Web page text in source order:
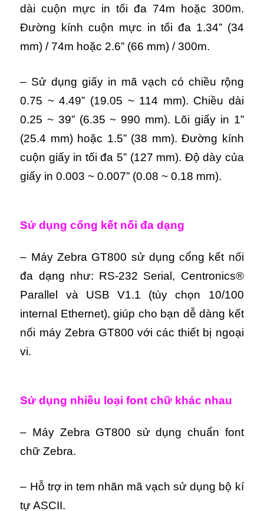
dài cuộn mực in tối đa 74m hoặc 300m.
Đường kính cuộn mực in tối đa 1.34” (34
mm) / 74m hoặc 2.6” (66 mm) / 300m.
– Sử dụng giấy in mã vạch có chiều rộng
0.75 ~ 4.49” (19.05 ~ 114 mm). Chiều dài
0.25 ~ 39” (6.35 ~ 990 mm). Lõi giấy in 1”
(25.4 mm) hoặc 1.5” (38 mm). Đường kính
cuộn giấy in tối đa 5” (127 mm). Độ dày của
giấy in 0.003 ~ 0.007” (0.08 ~ 0.18 mm).
Sử dụng cổng kết nối đa dạng
– Máy Zebra GT800 sử dụng cổng kết nối
đa dạng như: RS-232 Serial, Centronics®
Parallel và USB V1.1 (tùy chọn 10/100
internal Ethernet), giúp cho bạn dễ dàng kết
nối máy Zebra GT800 với các thiết bị ngoại
vi.
Sử dụng nhiều loại font chữ khác nhau
– Máy Zebra GT800 sử dụng chuẩn font
chữ Zebra.
– Hỗ trợ in tem nhãn mã vạch sử dụng bộ kí
tự ASCII.